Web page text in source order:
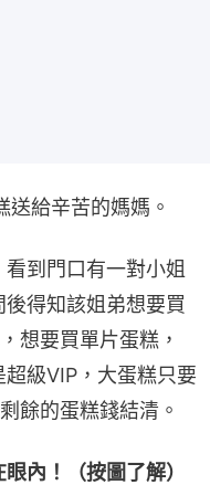
給辛苦的媽媽。
到門口有一對小姐
得知該姐弟想要買
想要買單片蛋糕，
級VIP，大蛋糕只要
餘的蛋糕錢結清。
內！（按圖了解）